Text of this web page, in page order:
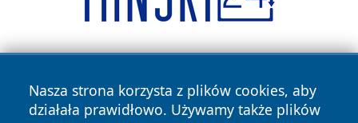
Nasza strona korzysta z plików cookies, aby
działała prawidłowo. Używamy także plików